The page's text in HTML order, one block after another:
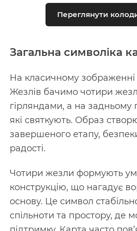
Переглянути
Загальна символіка
На класичному зображенні
Жезлів бачимо чотири
гірляндами, а на
які святкують. Образ
завершеного етапу,
радості.
Чотири жезли формують
конструкцію, що нагадує
основу. Це символ
спільноти та простору, де